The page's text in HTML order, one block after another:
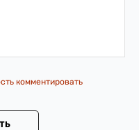
комментировать